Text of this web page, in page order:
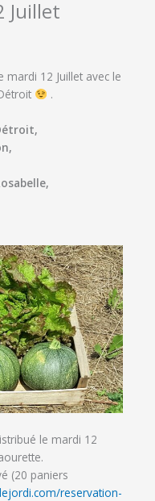
Juillet
12 Juillet avec le
.
,
le mardi 12
(20 paniers
reservation-